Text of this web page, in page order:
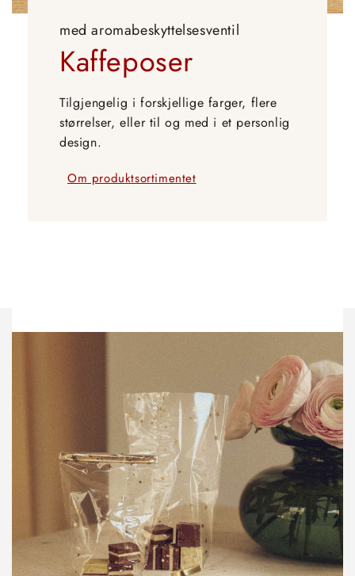
med aromabeskyttelsesventil
Kaffeposer
Tilgjengelig i forskjellige farger, flere
størrelser, eller til og med i et personlig
design.
Om produktsortimentet